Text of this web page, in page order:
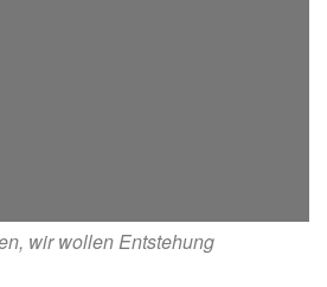
wir wollen Entstehung